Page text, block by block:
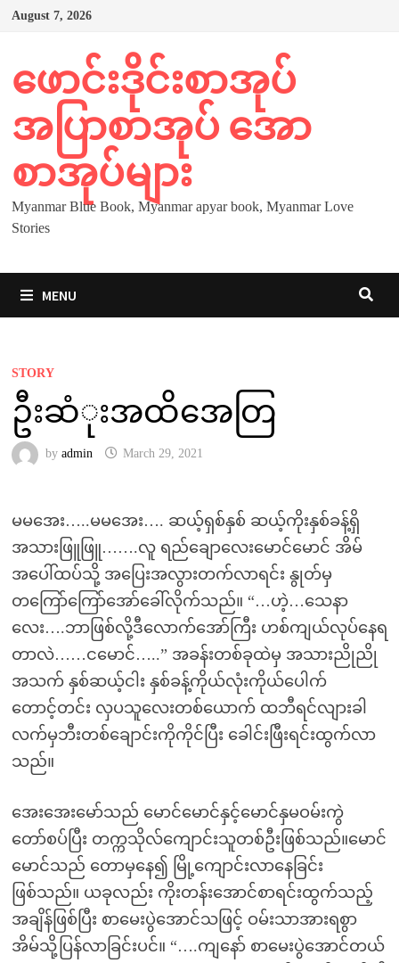
Skip
August 7, 2026
ဖောင်းဒိုင်းစာအုပ်
အပြာစာအုပ် အော
စာအုပ်များ
Myanmar Blue Book, Myanmar apyar book, Myanmar Love
Stories
MENU
STORY
ဦးဆံုးအထိအေတြ
by admin March 29, 2021
မမအေး…..မမအေး…. ဆယ့်ရှစ်နှစ် ဆယ့်ကိုးနှစ်ခန့်ရှိ
အသားဖြူဖြူ…….လူ ရည်ချောလေးမောင်မောင် အိမ်
အပေါ်ထပ်သို့ အပြေးအလွားတက်လာရင်း နွုတ်မှ
တကြော်ကြော်အော်ခေါ်လိုက်သည်။ “…ဟဲ့…သေနာ
လေး….ဘာဖြစ်လို့ဒီလောက်အော်ကြီး ဟစ်ကျယ်လုပ်နေရ
တာလဲ……ငမောင်…..” အခန်းတစ်ခုထဲမှ အသားညိုညို
အသက် နှစ်ဆယ့်ငါး နှစ်ခန့်ကိုယ်လုံးကိုယ်ပေါက်
တောင့်တင်း လှပသူလေးတစ်ယောက် ထဘီရင်လျားခါ
လက်မှဘီးတစ်ချောင်းကိုကိုင်ပြီး ခေါင်းဖြီးရင်းထွက်လာ
သည်။
အေးအေးမော်သည် မောင်မောင်နှင့်မောင်နှမဝမ်းကွဲ
တော်စပ်ပြီး တက္ကသိုလ်ကျောင်းသူတစ်ဦးဖြစ်သည်။မောင်
မောင်သည် တောမှနေ၍ မြို့ကျောင်းလာနေခြင်း
ဖြစ်သည်။ ယခုလည်း ကိုးတန်းအောင်စာရင်းထွက်သည့်
အချိန်ဖြစ်ပြီး စာမေးပွဲအောင်သဖြင့် ဝမ်းသာအားရစွာ
အိမ်သို့ပြန်လာခြင်းပင်။ “….ကျနော် စာမေးပွဲအောင်တယ်